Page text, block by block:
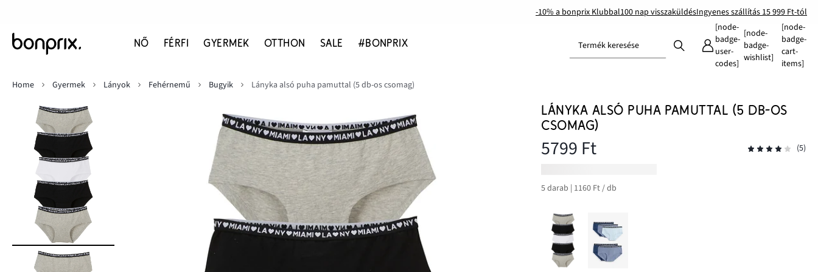
-10% a bonprix Klubbal100 nap visszaküldésIngyenes szállítás 15 999 Ft-tól
NŐ FÉRFI GYERMEK OTTHON SALE #BONPRIX Termék keresése
[node-
badge-
user-
codes]
[node-
badge-
wishlist]
[node-
badge-
cart-
items]
Home
Gyermek Lányok Fehérnemű Bugyik Lányka alsó puha pamuttal (5 db-os csomag)
LÁNYKA ALSÓ PUHA PAMUTTAL (5 DB-OS
CSOMAG)
5799 Ft (5)
5 darab | 1160 Ft / db